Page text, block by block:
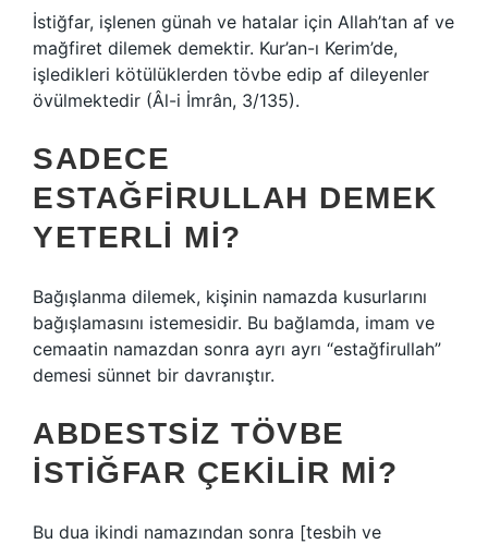
İstiğfar, işlenen günah ve hatalar için Allah’tan af ve
mağfiret dilemek demektir. Kur’an-ı Kerim’de,
işledikleri kötülüklerden tövbe edip af dileyenler
övülmektedir (Âl-i İmrân, 3/135).
SADECE
ESTAĞFIRULLAH DEMEK
YETERLI MI?
Bağışlanma dilemek, kişinin namazda kusurlarını
bağışlamasını istemesidir. Bu bağlamda, imam ve
cemaatin namazdan sonra ayrı ayrı “estağfirullah”
demesi sünnet bir davranıştır.
ABDESTSIZ TÖVBE
ISTIĞFAR ÇEKILIR MI?
Bu dua ikindi namazından sonra [tesbih ve